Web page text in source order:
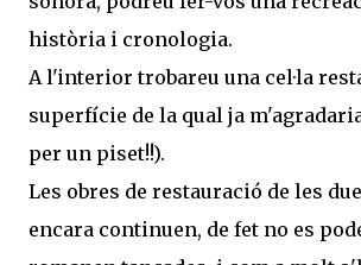
història i cronologia.
A l'interior trobareu una cel·la
superfície de la qual ja
per un piset!!).
Les obres de restauració de les
encara continuen, de fet no es